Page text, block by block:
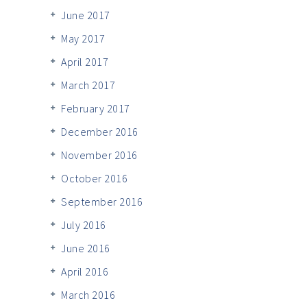
June 2017
May 2017
April 2017
March 2017
February 2017
December 2016
November 2016
October 2016
September 2016
July 2016
June 2016
April 2016
March 2016